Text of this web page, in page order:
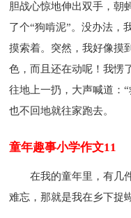
胆战心惊地伸出双手，朝
了个“狗啃泥”。没办法，
摸索着。突然，我好像摸
色，而且还在动呢！我愣
往地上一扔，大声喊道：
也不回地就往家跑去。
童年趣事小学作文11
在我的童年里，有几
难忘，那就是我在乡下捉